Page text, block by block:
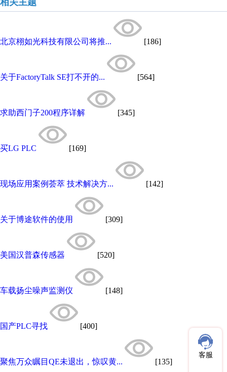
相关主题
北京栩如光科技有限公司将推... [186]
关于FactoryTalk SE打不开的... [564]
求助西门子200程序详解 [345]
买LG PLC [169]
现场应用案例荟萃 技术解决方... [142]
关于博途软件的使用 [309]
美国汉普森传感器 [520]
车载扬尘噪声监测仪 [148]
国产PLC寻找 [400]
聚焦万众瞩目QE未退出，惊叹黄... [135]
客服